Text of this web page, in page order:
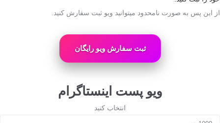
از این پس به صورت نامحدود میتوانید ویو ثبت سفارش کنید.
ثبت سفارش ویو رایگان
ویو پست اینستاگرام